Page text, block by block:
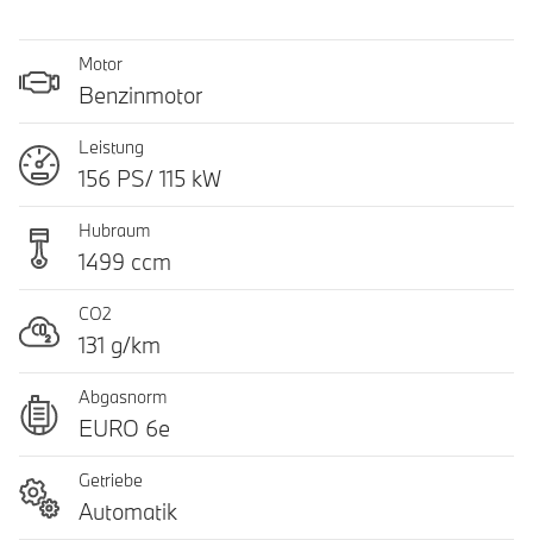
Motor
Benzinmotor
Leistung
156 PS/ 115 kW
Hubraum
1499 ccm
CO2
131 g/km
Abgasnorm
EURO 6e
Getriebe
Automatik